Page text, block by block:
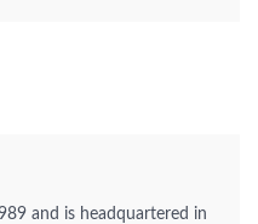
and is headquartered in